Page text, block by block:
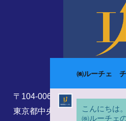
〒104-0061
東京都中央区銀座8丁目17番5号